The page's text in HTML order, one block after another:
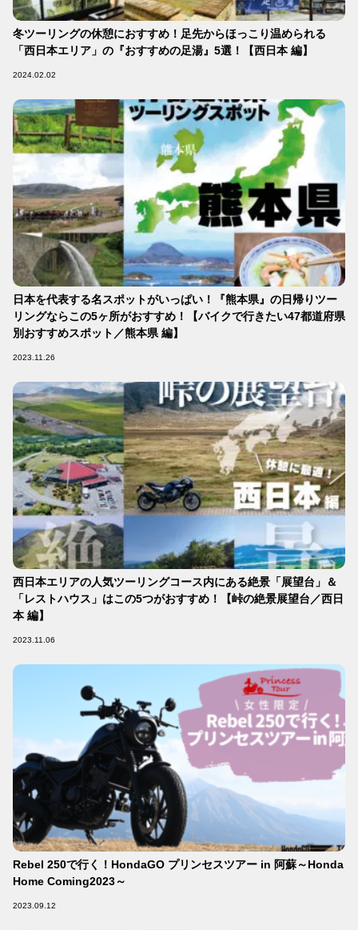
冬ツーリングの休憩におすすめ！足先からほっこり温められる
「西日本エリア」の『おすすめの足湯』5選！【西日本 編】
2024.02.02
日本を代表する名スポットがいっぱい！『熊本県』の日帰りツー
リングならこの5ヶ所がおすすめ！【バイクで行きたい47都道府県
別おすすめスポット／熊本県 編】
2023.11.26
西日本エリアの人気ツーリングコース内にある絶景「展望台」＆
「レストハウス」はこの5つがおすすめ！【峠の絶景展望台／西日
本 編】
2023.11.06
Rebel 250で行く！HondaGO プリンセスツアー in 阿蘇～Honda
Home Coming2023～
2023.09.12